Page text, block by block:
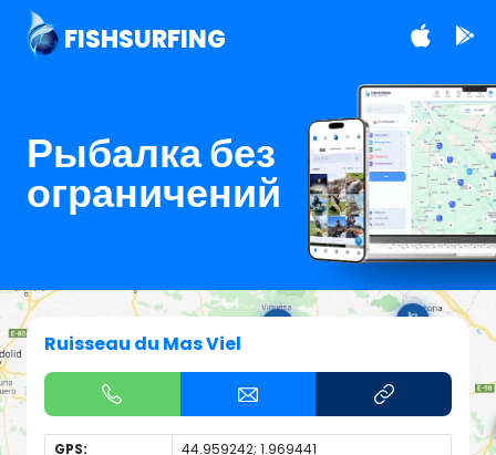
FISHSURFING
Рыбалка без
ограничений
Ruisseau du Mas Viel
GPS:
44.959242; 1.969441